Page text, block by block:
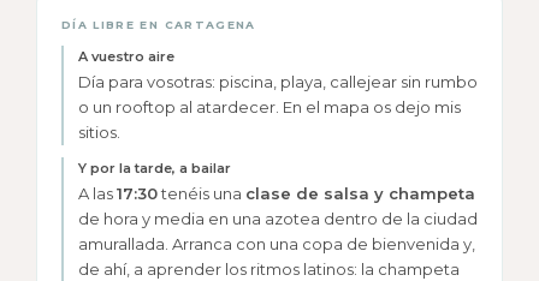
DÍA LIBRE EN CARTAGENA
A vuestro aire
Día para vosotras: piscina, playa, callejear sin rumbo
o un rooftop al atardecer. En el mapa os dejo mis
sitios.
Y por la tarde, a bailar
A las17:30tenéis una clase de salsa y champeta
de hora y media en una azotea dentro de la ciudad
amurallada. Arranca con una copa de bienvenida y,
de ahí, a aprender los ritmos latinos: la champeta